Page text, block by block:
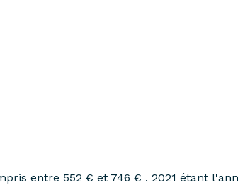
entre 552 € et 746 € . 2021 étant